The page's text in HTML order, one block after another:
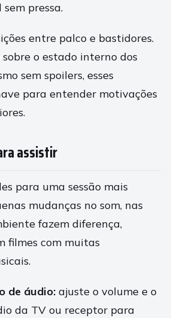
pressa.
entre palco e bastidores.
o estado interno dos
sem spoilers, esses
para entender motivações
assistir
para uma sessão mais
mudanças no som, nas
fazem diferença,
filmes com muitas
de áudio: ajuste o volume e o
da TV ou receptor para